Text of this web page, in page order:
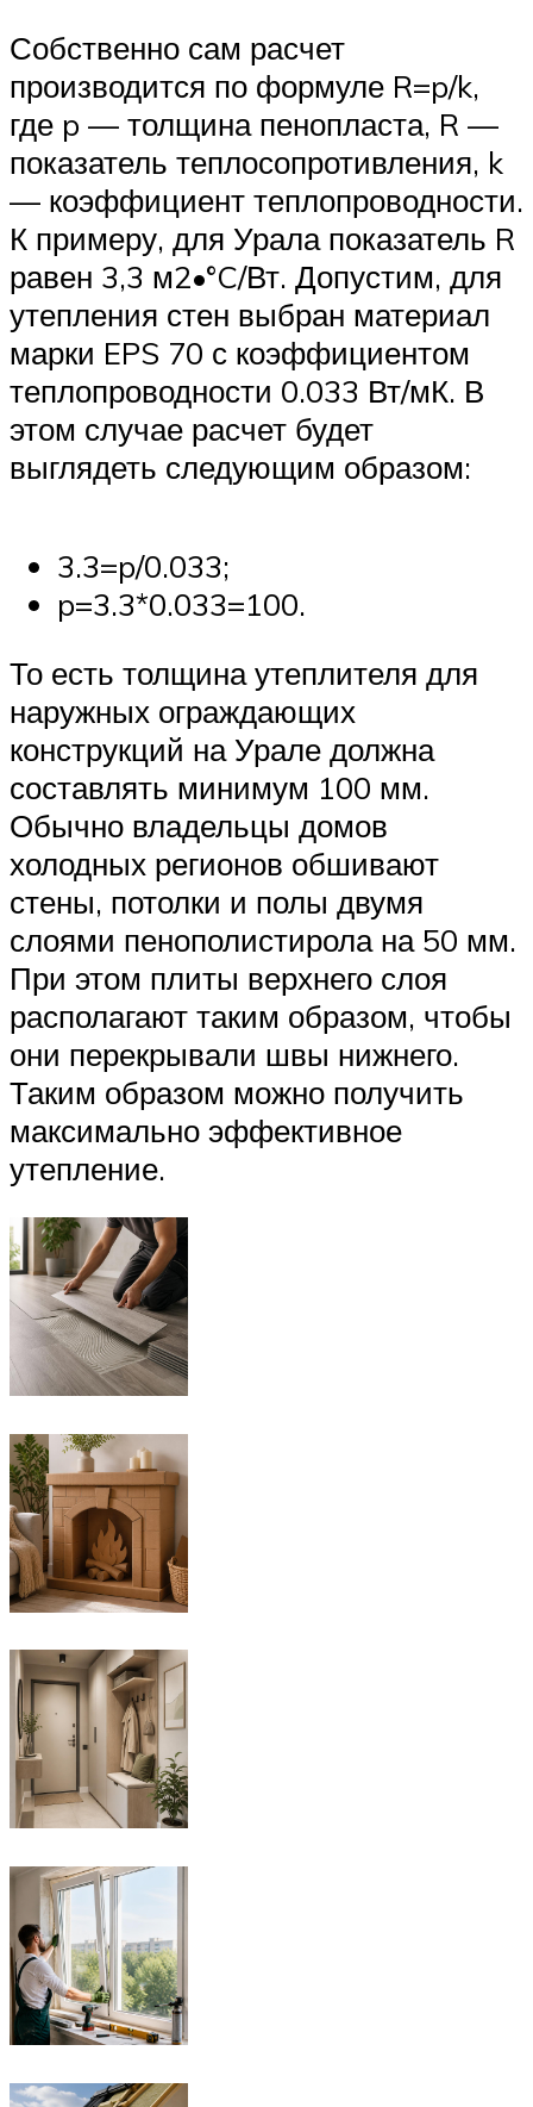
Собственно сам расчет
производится по формуле R=p/k,
где p — толщина пенопласта, R —
показатель теплосопротивления, k
— коэффициент теплопроводности.
К примеру, для Урала показатель R
равен 3,3 м2•°C/Вт. Допустим, для
утепления стен выбран материал
марки EPS 70 с коэффициентом
теплопроводности 0.033 Вт/мК. В
этом случае расчет будет
выглядеть следующим образом:
3.3=p/0.033;
p=3.3*0.033=100.
То есть толщина утеплителя для
наружных ограждающих
конструкций на Урале должна
составлять минимум 100 мм.
Обычно владельцы домов
холодных регионов обшивают
стены, потолки и полы двумя
слоями пенополистирола на 50 мм.
При этом плиты верхнего слоя
располагают таким образом, чтобы
они перекрывали швы нижнего.
Таким образом можно получить
максимально эффективное
утепление.